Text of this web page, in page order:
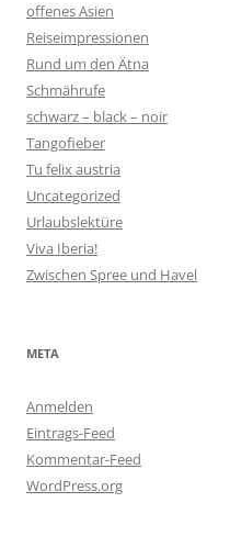
offenes Asien
Reiseimpressionen
Rund um den Ätna
Schmährufe
schwarz – black – noir
Tangofieber
Tu felix austria
Uncategorized
Urlaubslektüre
Viva Iberia!
Zwischen Spree und Havel
META
Anmelden
Eintrags-Feed
Kommentar-Feed
WordPress.org